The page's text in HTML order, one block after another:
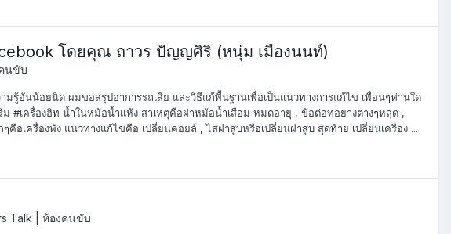
โดยคุณ ถาวร ปัญญศิริ (หนุ่ม เมืองนนท์)
นขับ
รู้อันน้อยนิด ผมขอสรุปอาการรถเสีย และวิธีแก้พื้นฐานเพื่อเป็นแนวทางการแก้ไข เพื่อนๆท่านใด
#เครื่องฮิท น้ำในหม้อน้ำแห้ง สาเหตุคือฝาหม้อน้ำเสื่อม หมดอายุ , ข้อต่อท่อยางต่างๆหลุด ,
อเครื่องพัง แนวทางแก้ไขคือ เปลี่ยนคอยล์ , ไสฝาสูบหรือเปลี่ยนฝาสูบ สุดท้าย เปลี่ยนเครื่อง ...
Talk | ห้องคนขับ